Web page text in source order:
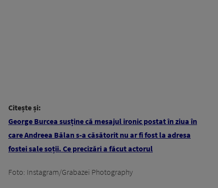
Citește și:
George Burcea susține că mesajul ironic postat în ziua în
care Andreea Bălan s-a căsătorit nu ar fi fost la adresa
fostei sale soții. Ce precizări a făcut actorul
Foto: Instagram/Grabazei Photography